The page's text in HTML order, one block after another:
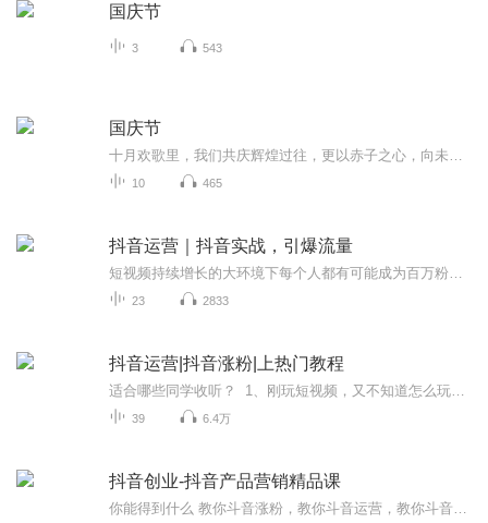
国庆节
3 543
国庆节
10 465
抖音运营｜抖音实战，引爆流量
23 2833
抖音运营|抖音涨粉|上热门教程
39 6.4万
抖音创业-抖音产品营销精品课